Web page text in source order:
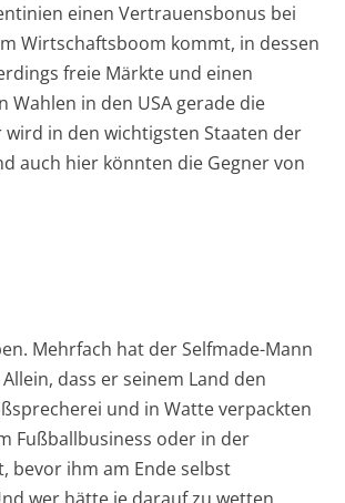
einen Vertrauensbonus bei
Wirtschaftsboom kommt, in dessen
freie Märkte und einen
in den USA gerade die
wird in den wichtigsten Staaten der
auch hier könnten die Gegner von
Mehrfach hat der Selfmade-Mann
dass er seinem Land den
und in Watte verpackten
Fußballbusiness oder in der
bevor ihm am Ende selbst